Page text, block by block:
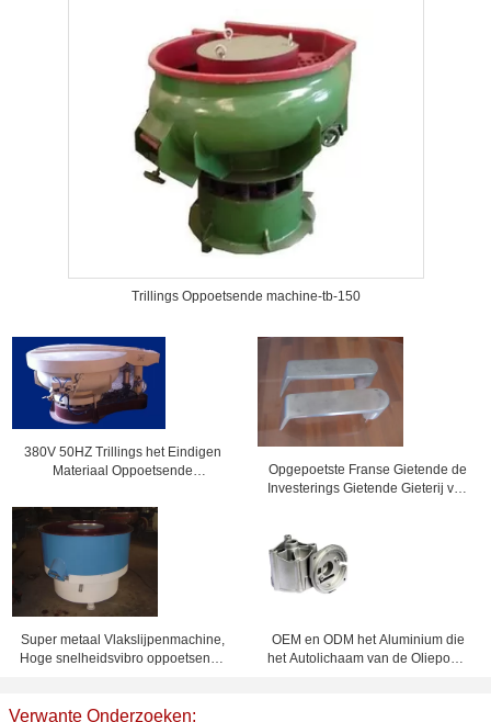
Trillings Oppoetsende machine-tb-150
380V 50HZ Trillings het Eindigen
Materiaal Oppoetsende
Opgepoetste Franse Gietende de
Investerings Gietende Gieterij van
Super metaal Vlakslijpenmachine,
Hoge snelheidsvibro oppoetsende
OEM en ODM het Aluminium die
het Autolichaam van de Oliepomp
Verwante Onderzoeken: